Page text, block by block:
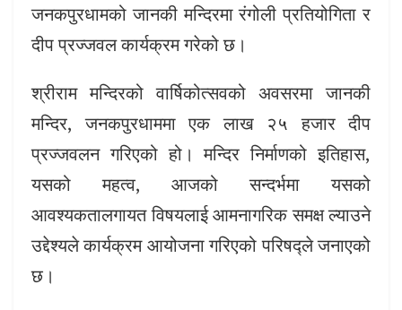
जनकपुरधामको जानकी मन्दिरमा रंगोली प्रतियोगिता र
दीप प्रज्जवल कार्यक्रम गरेको छ।
श्रीराम मन्दिरको वार्षिकोत्सवको अवसरमा जानकी
मन्दिर, जनकपुरधाममा एक लाख २५ हजार दीप
प्रज्जवलन गरिएको हो। मन्दिर निर्माणको इतिहास,
यसको महत्व, आजको सन्दर्भमा यसको
आवश्यकतालगायत विषयलाई आमनागरिक समक्ष ल्याउने
उद्देश्यले कार्यक्रम आयोजना गरिएको परिषद्ले जनाएको
छ।